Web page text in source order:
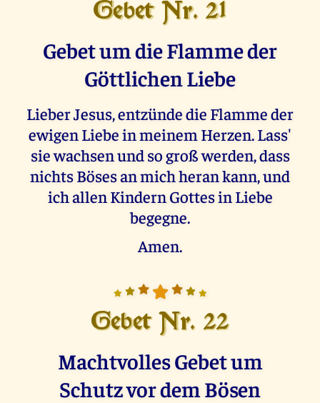
Gebet Nr. 21
Gebet um die Flamme der
Göttlichen Liebe
Lieber Jesus, entzünde die Flamme der
ewigen Liebe in meinem Herzen. Lass'
sie wachsen und so groß werden, dass
nichts Böses an mich heran kann, und
ich allen Kindern Gottes in Liebe
begegne.
Amen.
Gebet Nr. 22
Machtvolles Gebet um
Schutz vor dem Bösen